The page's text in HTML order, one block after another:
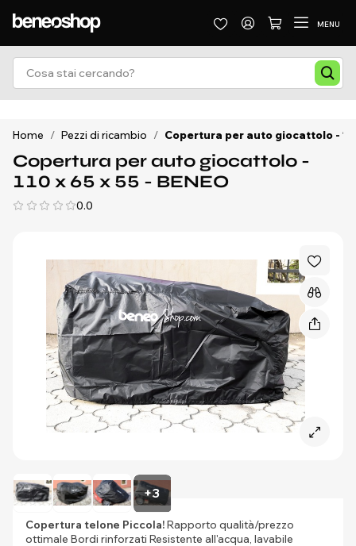
MENU
Home / Pezzi di ricambio / Copertura per auto giocattolo -
Copertura per auto giocattolo -
110 x 65 x 55 - BENEO
0.0
+3
Copertura telone Piccola!Rapporto qualità/prezzo
ottimale Bordi rinforzati Resistente all'acqua, lavabile